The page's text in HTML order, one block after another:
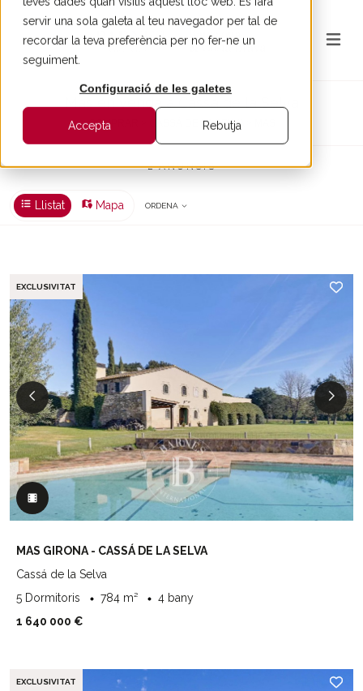
servir una sola galeta al teu navegador per tal de
recordar la teva preferència per no fer-ne un
seguiment.
Configuració de les galetes
Accepta Rebutja
Mas en venda a Cassá de la Selva
COMPRAR > CASSÁ DE LA SELVA > MAS
2 ANUNCIS
Llistat Mapa ORDENA
EXCLUSIVITAT
MAS GIRONA - CASSÁ DE LA SELVA
Cassá de la Selva
5 Dormitoris
784 m²
4 bany
1 640 000 €
EXCLUSIVITAT